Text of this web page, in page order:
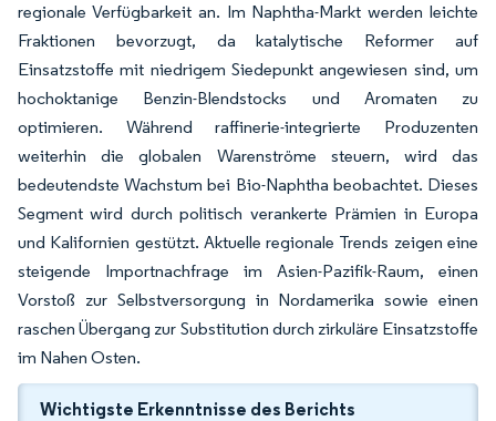
regionale Verfügbarkeit an. Im Naphtha-Markt werden leichte
Fraktionen bevorzugt, da katalytische Reformer auf
Einsatzstoffe mit niedrigem Siedepunkt angewiesen sind, um
hochoktanige Benzin-Blendstocks und Aromaten zu
optimieren. Während raffinerie-integrierte Produzenten
weiterhin die globalen Warenströme steuern, wird das
bedeutendste Wachstum bei Bio-Naphtha beobachtet. Dieses
Segment wird durch politisch verankerte Prämien in Europa
und Kalifornien gestützt. Aktuelle regionale Trends zeigen eine
steigende Importnachfrage im Asien-Pazifik-Raum, einen
Vorstoß zur Selbstversorgung in Nordamerika sowie einen
raschen Übergang zur Substitution durch zirkuläre Einsatzstoffe
im Nahen Osten.
Wichtigste Erkenntnisse des Berichts